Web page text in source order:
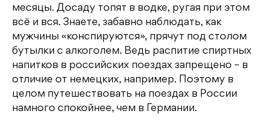
месяцы. Досаду топят в водке, ругая при этом
всё и вся. Знаете, забавно наблюдать, как
мужчины «конспируются», прячут под столом
бутылки с алкоголем. Ведь распитие спиртных
напитков в российских поездах запрещено – в
отличие от немецких, например. Поэтому в
целом путешествовать на поездах в России
намного спокойнее, чем в Германии.